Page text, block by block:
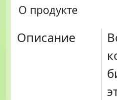
О продукте
Описание